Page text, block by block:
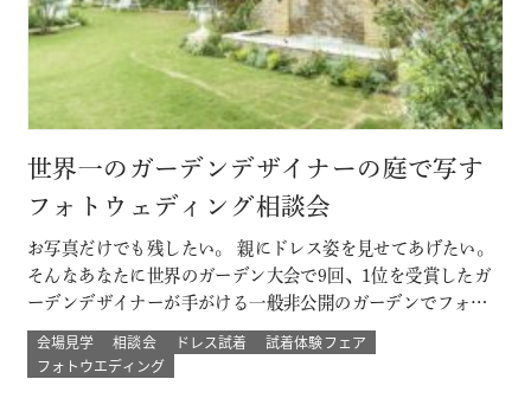
世界一のガーデンデザイナーの庭で写す
フォトウェディング相談会
お写真だけでも残したい。 親にドレス姿を見せてあげたい。
そんなあなたに世界のガーデン大会で9回、1位を受賞したガ
ーデンデザイナーが手がける一般非公開のガーデンでフォト
ウェディング。 プロのカメラマンと一緒に 二人以外は誰もい
ない こだわりのプライベートガーデンでのウェディングフォ
会場見学 相談会 ドレス試着
試着体験フェア
フォトウエディング